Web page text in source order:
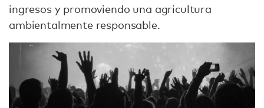
ingresos y promoviendo una agricultura
ambientalmente responsable.